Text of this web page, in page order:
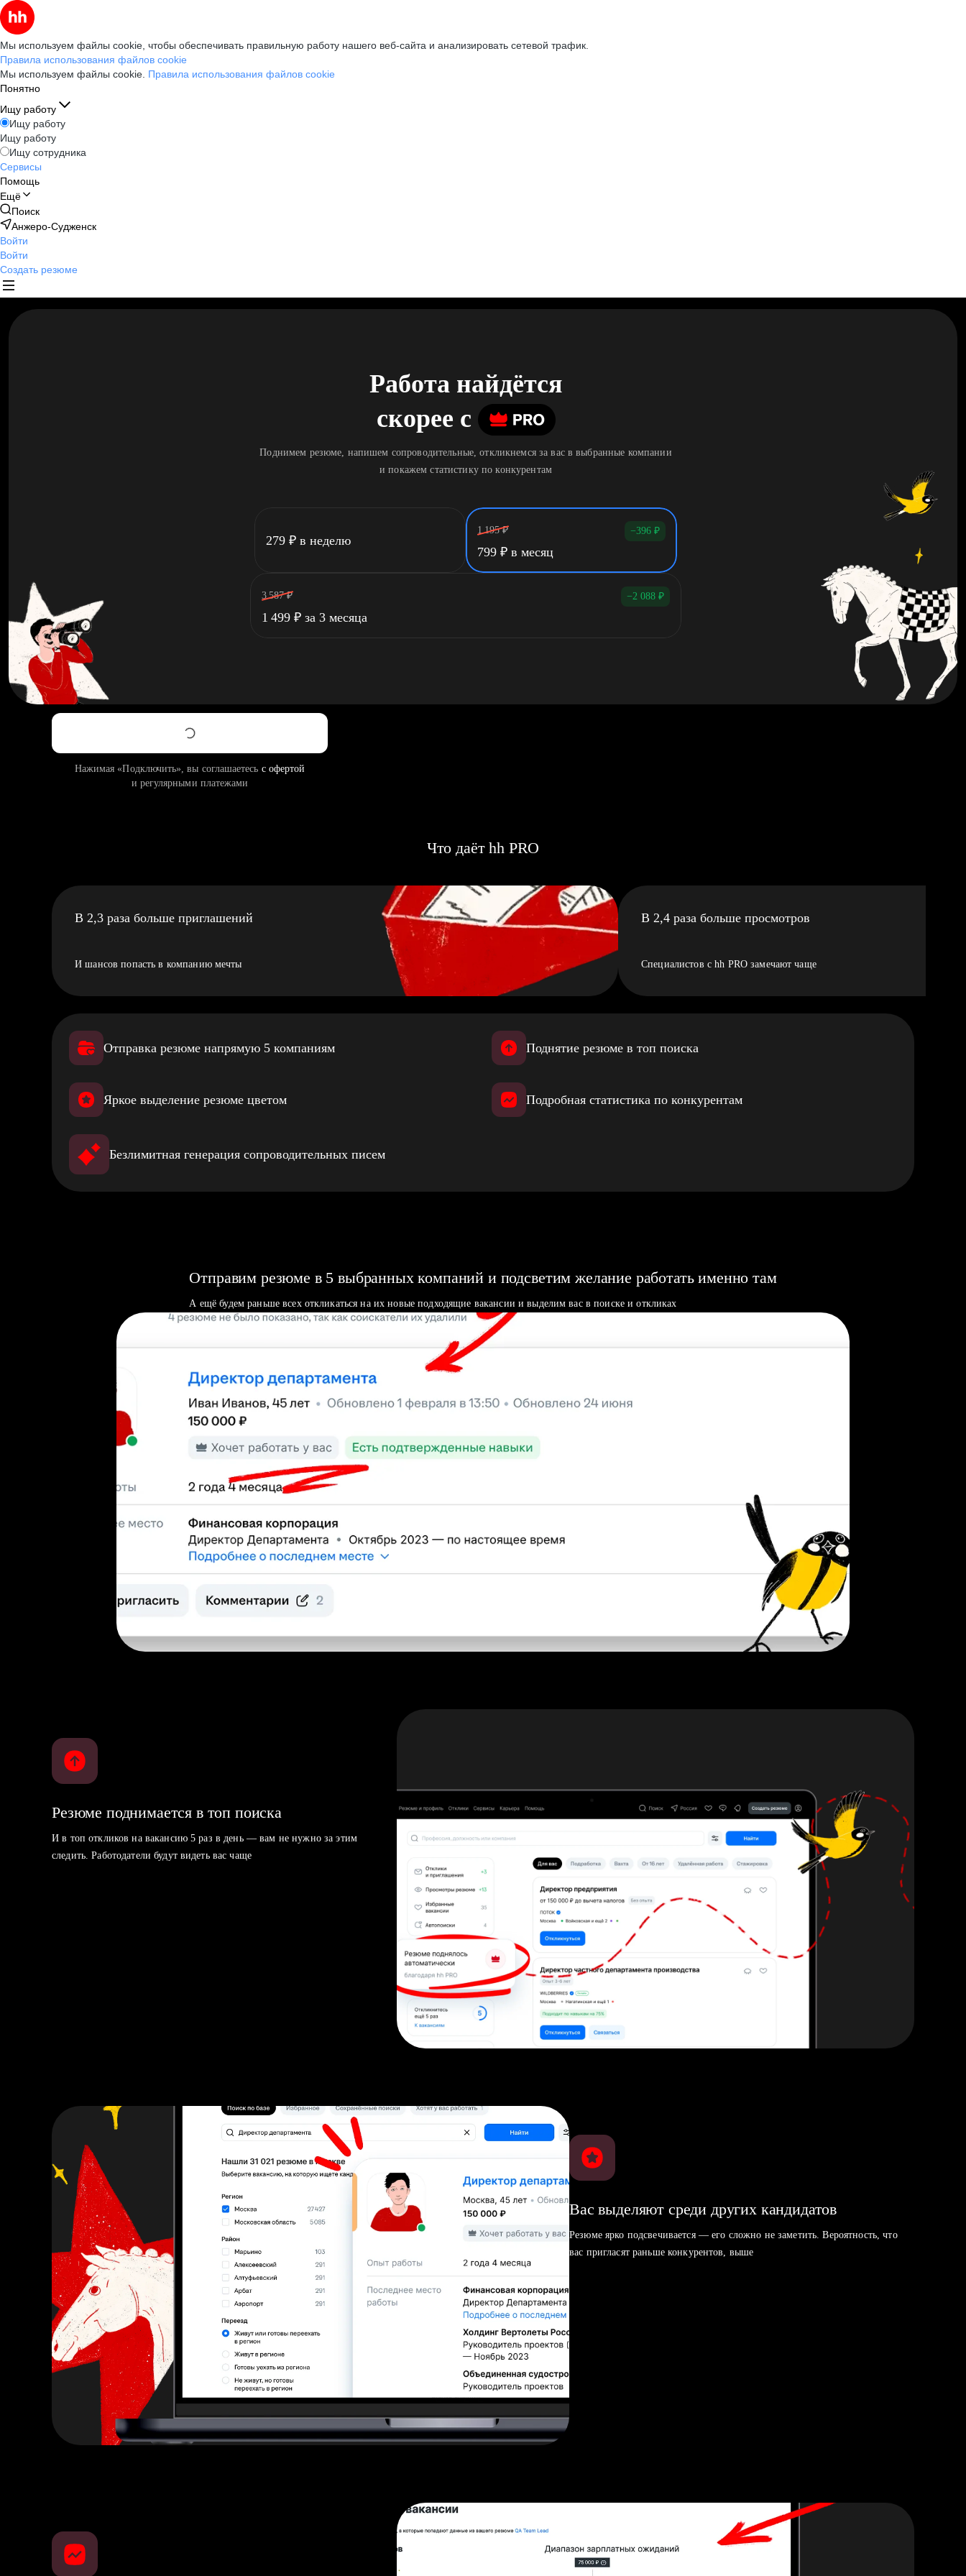
Мы используем файлы cookie, чтобы обеспечивать правильную работу нашего веб-сайта и анализировать сетевой трафик.
Правила использования файлов cookie
Мы используем файлы cookie. Правила использования файлов cookie
Понятно
Ищу работу
Ищу работу
Ищу работу
Ищу сотрудника
Сервисы
Помощь
Ещё
Поиск
Анжеро-Судженск
Войти
Войти
Создать резюме
Работа найдётся
скорее c
Поднимем резюме, напишем сопроводительные, откликнемся за вас в выбранные компании
и покажем статистику по конкурентам
279 ₽ в неделю
1 195 ₽ −396 ₽
799 ₽ в месяц
3 587 ₽ −2 088 ₽
1 499 ₽ за 3 месяца
Нажимая «Подключить», вы соглашаетесь с офертой
и регулярными платежами
Что даёт hh PRO
В 2,3 раза больше приглашений
И шансов попасть в компанию мечты
В 2,4 раза больше просмотров
Специалистов с hh PRO замечают чаще
Отправка резюме напрямую 5 компаниям Поднятие резюме в топ поиска
Яркое выделение резюме цветом Подробная статистика по конкурентам
Безлимитная генерация сопроводительных писем
Отправим резюме в 5 выбранных компаний и подсветим желание работать именно там
А ещё будем раньше всех откликаться на их новые подходящие вакансии и выделим вас в поиске и откликах
Резюме поднимается в топ поиска
И в топ откликов на вакансию 5 раз в день — вам не нужно за этим
следить. Работодатели будут видеть вас чаще
Вас выделяют среди других кандидатов
Резюме ярко подсвечивается — его сложно не заметить. Вероятность, что
вас пригласят раньше конкурентов, выше